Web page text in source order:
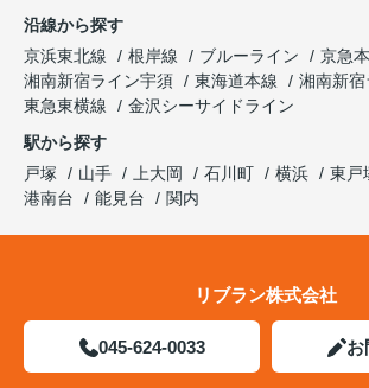
沿線から探す
京浜東北線
根岸線 ブルーライン 京急
湘南新宿ライン宇須
東海道本線
湘南新
東急東横線
金沢シーサイドライン
駅から探す
戸塚
山手 上大岡 石川町 横浜 東戸
港南台
能見台 関内
リブラン株式会社
045-624-0033 お